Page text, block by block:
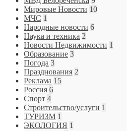
Мировые Новости 10
МЧС 1
Народные новости 6
Наука и техника 2
Новости Недвижимости 1
Образование 3
Погода 3
Празднования 2
Реклама 15
Россия 6
Спорт 4
Строительство/услуги 1
ТУРИЗМ 1
ЭКОЛОГИЯ 1